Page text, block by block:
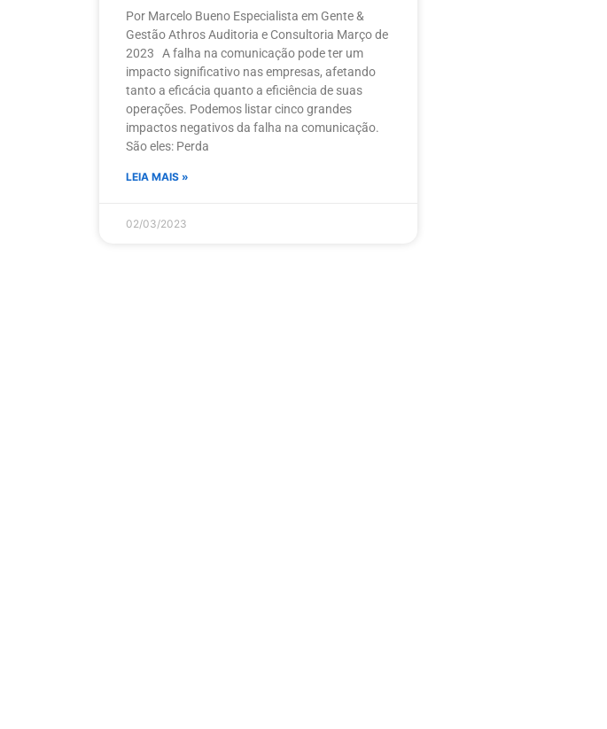
Por Marcelo Bueno Especialista em Gente &
Gestão Athros Auditoria e Consultoria Março de
2023 A falha na comunicação pode ter um
impacto significativo nas empresas, afetando
tanto a eficácia quanto a eficiência de suas
operações. Podemos listar cinco grandes
impactos negativos da falha na comunicação.
São eles: Perda
LEIA MAIS »
02/03/2023